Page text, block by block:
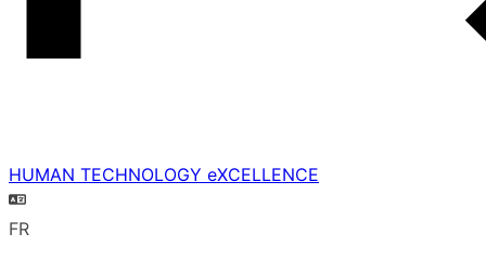
HUMAN TECHNOLOGY eXCELLENCE
FR